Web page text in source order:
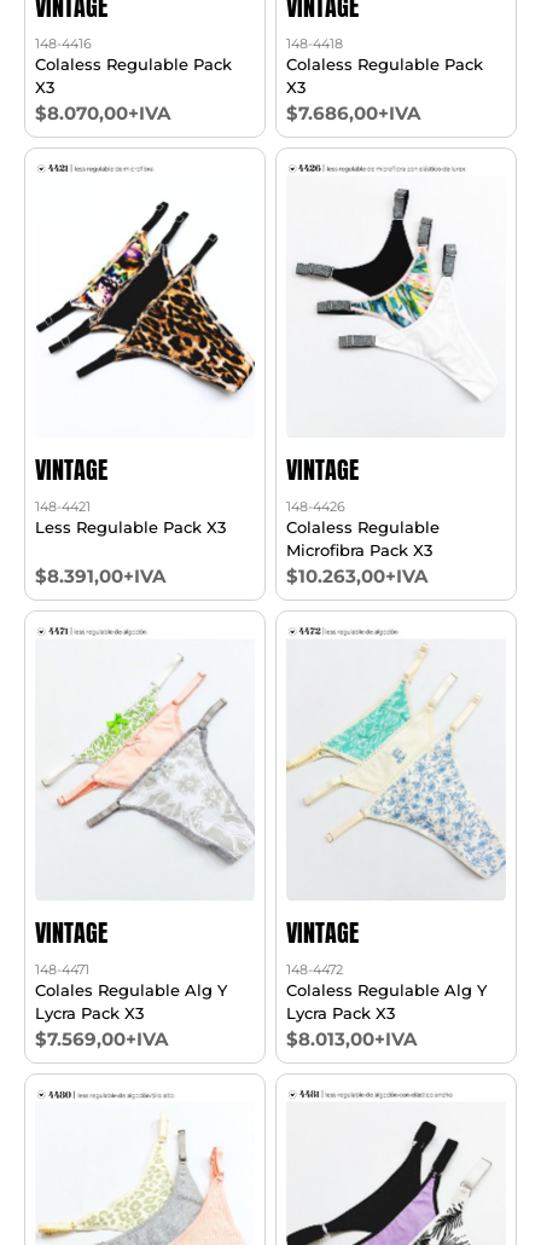
148-4416
Colaless Regulable Pack
X3
$8.070,00+IVA
148-4418
Colaless Regulable Pack
X3
$7.686,00+IVA
VINTAGE
148-4421
Less Regulable Pack X3
$8.391,00+IVA
VINTAGE
148-4426
Colaless Regulable
Microfibra Pack X3
$10.263,00+IVA
VINTAGE
148-4471
Colales Regulable Alg Y
Lycra Pack X3
$7.569,00+IVA
VINTAGE
148-4472
Colaless Regulable Alg Y
Lycra Pack X3
$8.013,00+IVA